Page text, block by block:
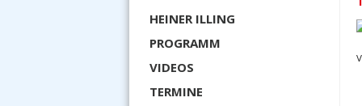
HEINER ILLING
PROGRAMM
VIDEOS
TERMINE